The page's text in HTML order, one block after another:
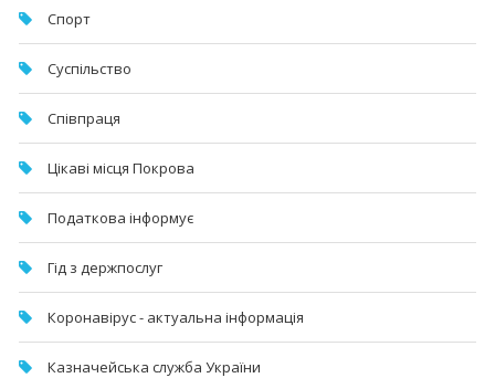
Спорт
Суспільство
Співпраця
Цікаві місця Покрова
Податкова інформує
Гід з держпослуг
Коронавірус - актуальна інформація
Казначейська служба України